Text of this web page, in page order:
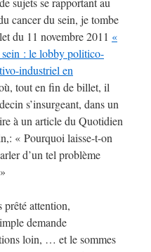
cancer du sein, je tombe
du 11 novembre 2011 «
sein : le lobby politico-
industriel en
tout en fin de billet, il
s’insurgeant, dans un
à un article du Quotidien
« Pourquoi laisse-t-on
d’un tel problème
prêté attention,
demande
loin, … et le sommes